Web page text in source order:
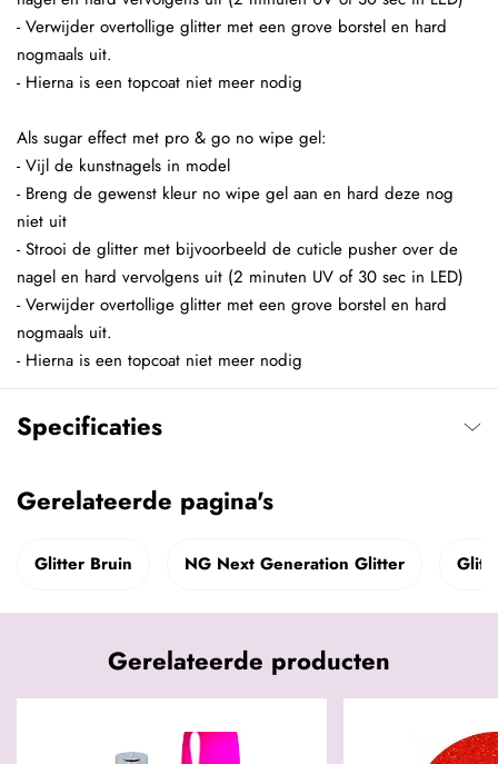
- Verwijder overtollige glitter met een grove borstel en hard
nogmaals uit.
- Hierna is een topcoat niet meer nodig
Als sugar effect met pro & go no wipe gel:
- Vijl de kunstnagels in model
- Breng de gewenst kleur no wipe gel aan en hard deze nog
niet uit
- Strooi de glitter met bijvoorbeeld de cuticle pusher over de
nagel en hard vervolgens uit (2 minuten UV of 30 sec in LED)
- Verwijder overtollige glitter met een grove borstel en hard
nogmaals uit.
- Hierna is een topcoat niet meer nodig
Specificaties
Gerelateerde pagina's
Glitter Bruin NG Next Generation Glitter
Gerelateerde producten